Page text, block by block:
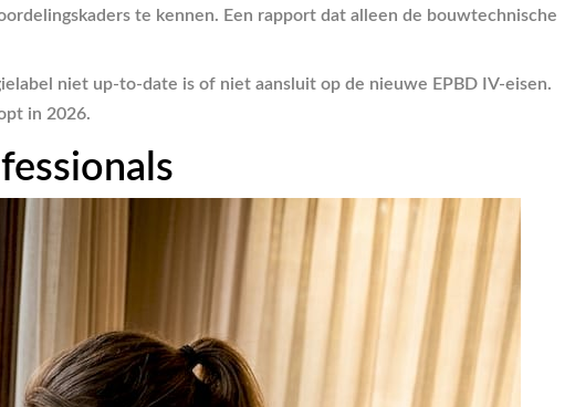
te kennen. Een rapport dat alleen de bouwtechnische
niet up-to-date is of niet aansluit op de nieuwe EPBD IV-eisen.
in 2026.